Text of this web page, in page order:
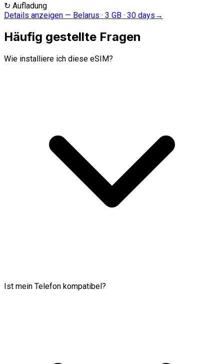
↻ Aufladung
Details anzeigen — Belarus · 3 GB · 30 days →
Häufig gestellte Fragen
Wie installiere ich diese eSIM?
Ist mein Telefon kompatibel?